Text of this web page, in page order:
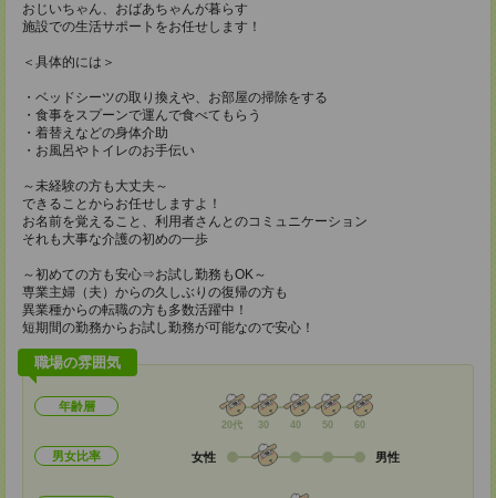
おじいちゃん、おばあちゃんが暮らす
施設での生活サポートをお任せします！
＜具体的には＞
・ベッドシーツの取り換えや、お部屋の掃除をする
・食事をスプーンで運んで食べてもらう
・着替えなどの身体介助
・お風呂やトイレのお手伝い
～未経験の方も大丈夫～
できることからお任せしますよ！
お名前を覚えること、利用者さんとのコミュニケーション
それも大事な介護の初めの一歩
～初めての方も安心⇒お試し勤務もOK～
専業主婦（夫）からの久しぶりの復帰の方も
異業種からの転職の方も多数活躍中！
短期間の勤務からお試し勤務が可能なので安心！
職場の雰囲気
年齢層
20代 30 40 50 60
男女比率 女性 男性